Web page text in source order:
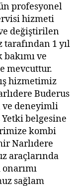
profesyonel
hizmeti
değiştirilen
1 yıl
ve
mevcuttur.
hizmetimiz
Buderus
ve deneyimli
belgesine
kombi
Narlıdere
araçlarında
sağlam